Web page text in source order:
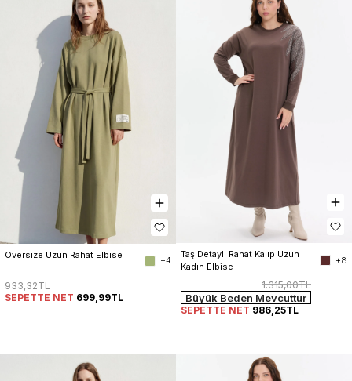
Oversize Uzun Rahat Elbise
+4
933,32TL
SEPETTE NET 699,99TL
Taş Detaylı Rahat Kalıp Uzun
Kadın Elbise
+8
1.315,00TL
Büyük Beden Mevcuttur
SEPETTE NET 986,25TL